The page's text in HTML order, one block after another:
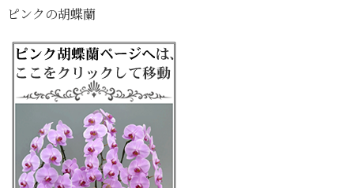
ピンクの胡蝶蘭